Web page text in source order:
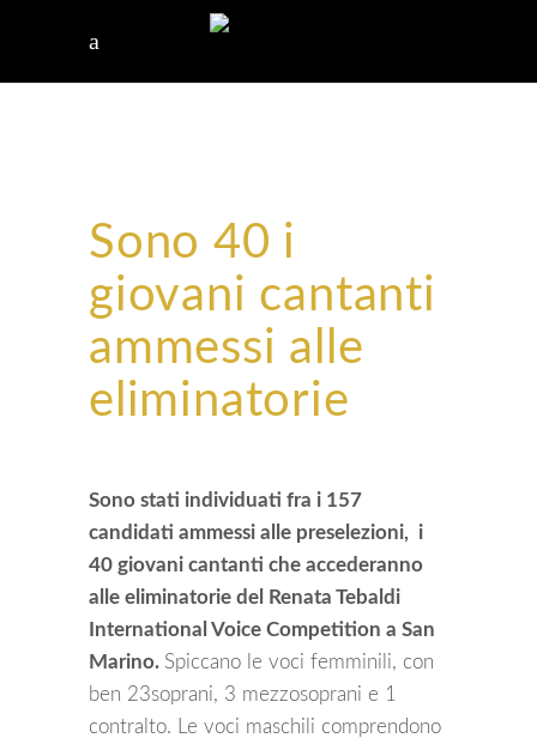
Sono 40 i
giovani cantanti
ammessi alle
eliminatorie
Sono stati individuati fra i 157
candidati ammessi alle preselezioni, i
40 giovani cantanti che accederanno
alle eliminatorie del Renata Tebaldi
International Voice Competition a San
Marino. Spiccano le voci femminili, con
ben 23soprani, 3 mezzosoprani e 1
contralto. Le voci maschili comprendono